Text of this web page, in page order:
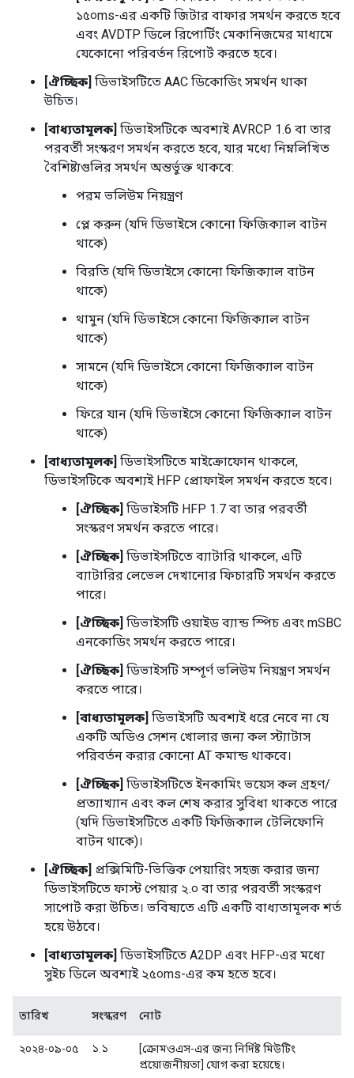
১৫০ms-এর একটি জিটার বাফার সমর্থন করতে হবে
এবং AVDTP ডিলে রিপোর্টিং মেকানিজমের মাধ্যমে
যেকোনো পরিবর্তন রিপোর্ট করতে হবে।
[ঐচ্ছিক] ডিভাইসটিতে AAC ডিকোডিং সমর্থন থাকা
উচিত।
[বাধ্যতামূলক] ডিভাইসটিকে অবশ্যই AVRCP 1.6 বা তার
পরবর্তী সংস্করণ সমর্থন করতে হবে, যার মধ্যে নিম্নলিখিত
বৈশিষ্ট্যগুলির সমর্থন অন্তর্ভুক্ত থাকবে:
পরম ভলিউম নিয়ন্ত্রণ
প্লে করুন (যদি ডিভাইসে কোনো ফিজিক্যাল বাটন
থাকে)
বিরতি (যদি ডিভাইসে কোনো ফিজিক্যাল বাটন
থাকে)
থামুন (যদি ডিভাইসে কোনো ফিজিক্যাল বাটন
থাকে)
সামনে (যদি ডিভাইসে কোনো ফিজিক্যাল বাটন
থাকে)
ফিরে যান (যদি ডিভাইসে কোনো ফিজিক্যাল বাটন
থাকে)
[বাধ্যতামূলক] ডিভাইসটিতে মাইক্রোফোন থাকলে,
ডিভাইসটিকে অবশ্যই HFP প্রোফাইল সমর্থন করতে হবে।
[ঐচ্ছিক] ডিভাইসটি HFP 1.7 বা তার পরবর্তী
সংস্করণ সমর্থন করতে পারে।
[ঐচ্ছিক] ডিভাইসটিতে ব্যাটারি থাকলে, এটি
ব্যাটারির লেভেল দেখানোর ফিচারটি সমর্থন করতে
পারে।
[ঐচ্ছিক] ডিভাইসটি ওয়াইড ব্যান্ড স্পিচ এবং mSBC
এনকোডিং সমর্থন করতে পারে।
[ঐচ্ছিক] ডিভাইসটি সম্পূর্ণ ভলিউম নিয়ন্ত্রণ সমর্থন
করতে পারে।
[বাধ্যতামূলক] ডিভাইসটি অবশ্যই ধরে নেবে না যে
একটি অডিও সেশন খোলার জন্য কল স্ট্যাটাস
পরিবর্তন করার কোনো AT কমান্ড থাকবে।
[ঐচ্ছিক] ডিভাইসটিতে ইনকামিং ভয়েস কল গ্রহণ/
প্রত্যাখ্যান এবং কল শেষ করার সুবিধা থাকতে পারে
(যদি ডিভাইসটিতে একটি ফিজিক্যাল টেলিফোনি
বাটন থাকে)।
[ঐচ্ছিক] প্রক্সিমিটি-ভিত্তিক পেয়ারিং সহজ করার জন্য
ডিভাইসটিতে ফাস্ট পেয়ার ২.০ বা তার পরবর্তী সংস্করণ
সাপোর্ট করা উচিত। ভবিষ্যতে এটি একটি বাধ্যতামূলক শর্ত
হয়ে উঠবে।
[বাধ্যতামূলক] ডিভাইসটিতে A2DP এবং HFP-এর মধ্যে
সুইচ ডিলে অবশ্যই ২৫০ms-এর কম হতে হবে।
তারিখ সংস্করণ নোট
২০২৪-০৯-০৫ ১.১
[ক্রোমওএস-এর জন্য নির্দিষ্ট মিউটিং
প্রয়োজনীয়তা] যোগ করা হয়েছে।